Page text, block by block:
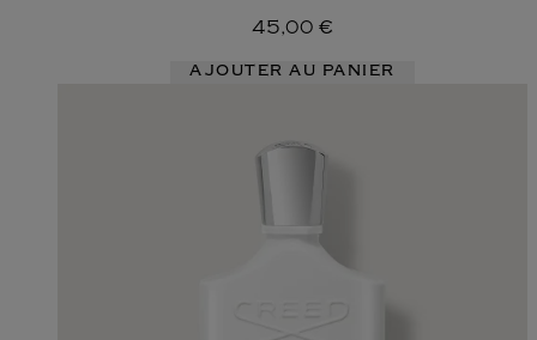
45,00 €
AJOUTER AU PANIER